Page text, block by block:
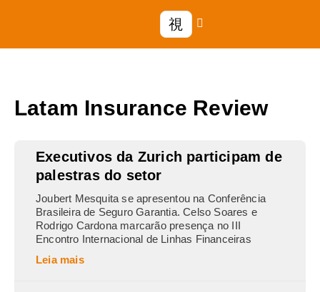
Latam Insurance Review
Executivos da Zurich participam de
palestras do setor
Joubert Mesquita se apresentou na Conferência
Brasileira de Seguro Garantia. Celso Soares e
Rodrigo Cardona marcarão presença no III
Encontro Internacional de Linhas Financeiras
Leia mais